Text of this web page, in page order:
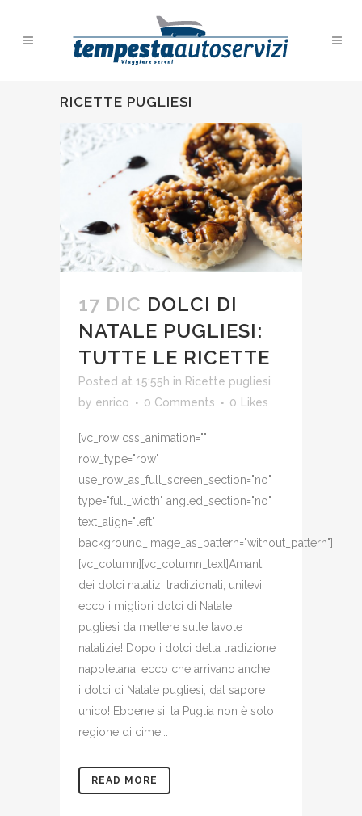
RICETTE PUGLIESI
17 DIC DOLCI DI
NATALE PUGLIESI:
TUTTE LE RICETTE
Posted at 15:55h in Ricette pugliesi
by enrico 0 Comments 0 Likes
[vc_row css_animation=""
row_type="row"
use_row_as_full_screen_section="no"
type="full_width" angled_section="no"
text_align="left"
background_image_as_pattern="without_pattern"]
[vc_column][vc_column_text]Amanti
dei dolci natalizi tradizionali, unitevi:
ecco i migliori dolci di Natale
pugliesi da mettere sulle tavole
natalizie! Dopo i dolci della tradizione
napoletana, ecco che arrivano anche
i dolci di Natale pugliesi, dal sapore
unico! Ebbene si, la Puglia non è solo
regione di cime...
READ MORE